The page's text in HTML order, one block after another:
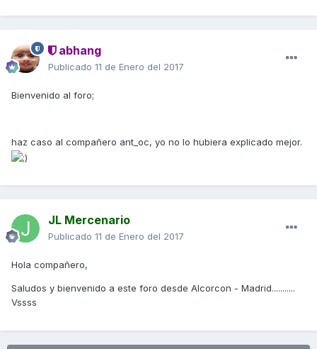
abhang
Publicado 11 de Enero del 2017
Bienvenido al foro;
haz caso al compañero ant_oc, yo no lo hubiera explicado mejor.
JL Mercenario
Publicado 11 de Enero del 2017
Hola compañero,
Saludos y bienvenido a este foro desde Alcorcon - Madrid...........
Vssss